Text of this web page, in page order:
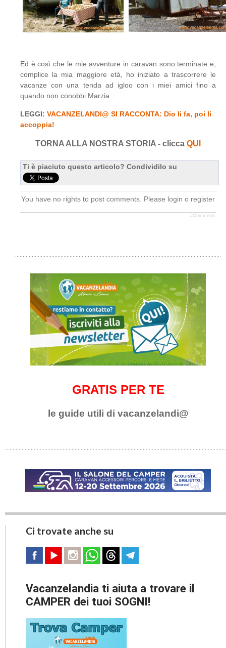
Ed è così che le mie avventure in caravan sono terminate e,
complice la mia maggiore età, ho iniziato a trascorrere le
vacanze con una tenda ad igloo con i miei amici fino a
quando non conobbi Marzia...
LEGGI: VACANZELANDI@ SI RACCONTA: Dio li fa, poi li
accoppia!
TORNA ALLA NOSTRA STORIA - clicca QUI
Ti è piaciuto questo articolo? Condividilo su
You have no rights to post comments. Please login o register
JComments
GRATIS PER TE
le guide utili di vacanzelandi@
Ci trovate anche su
Vacanzelandia ti aiuta a trovare il
CAMPER dei tuoi SOGNI!